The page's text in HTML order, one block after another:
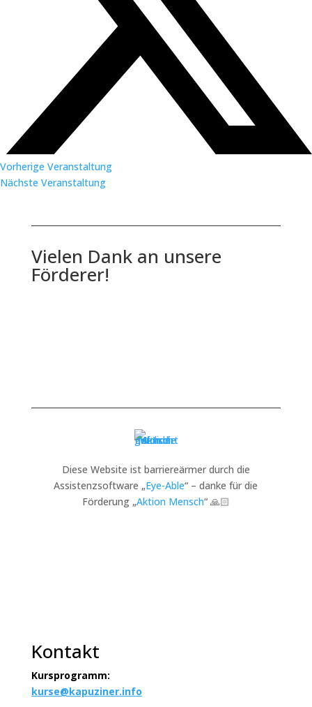
Vorherige Veranstaltung
Nächste Veranstaltung
Vielen Dank an unsere
Förderer!
Diese Website ist barriereärmer durch die
Assistenzsoftware „Eye-Able“ – danke für die
Förderung „Aktion Mensch“ 🙏🏻
Kontakt
Kursprogramm:
kurse@kapuziner.info